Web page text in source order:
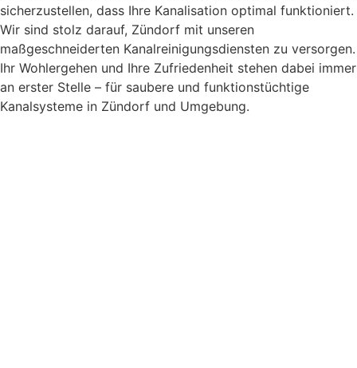
sicherzustellen, dass Ihre Kanalisation optimal funktioniert.
Wir sind stolz darauf, Zündorf mit unseren
maßgeschneiderten Kanalreinigungsdiensten zu versorgen.
Ihr Wohlergehen und Ihre Zufriedenheit stehen dabei immer
an erster Stelle – für saubere und funktionstüchtige
Kanalsysteme in Zündorf und Umgebung.